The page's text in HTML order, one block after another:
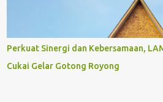
Perkuat Sinergi dan Kebersamaan,
Cukai Gelar Gotong Royong